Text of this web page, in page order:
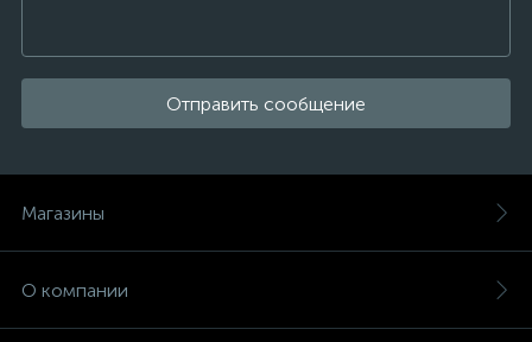
Отправить сообщение
Магазины
О компании